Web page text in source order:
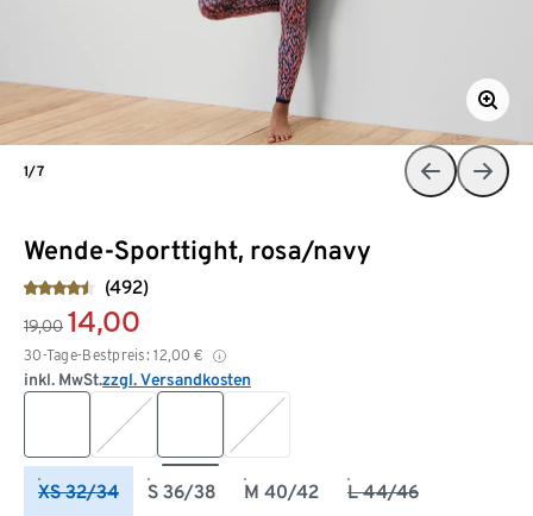
Wende-Sporttight, rosa/navy
(492)
19,00 14,00
30-Tage-Bestpreis: 12,00 €
inkl. MwSt.zzgl. Versandkosten
XS 32/34 S 36/38 M 40/42 L 44/46
1/7